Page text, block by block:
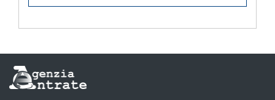
Informazioni
sul